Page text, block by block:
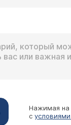
Нажимая на
с